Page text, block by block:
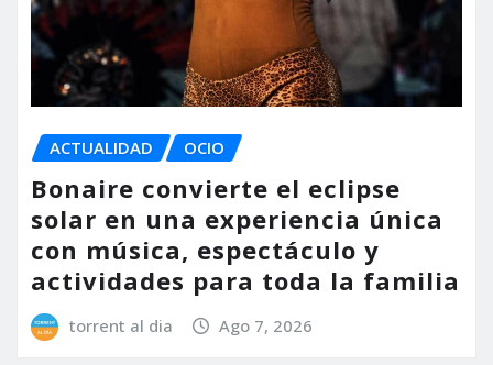
ACTUALIDAD OCIO
Bonaire convierte el eclipse
solar en una experiencia única
con música, espectáculo y
actividades para toda la familia
torrent al dia Ago 7, 2026